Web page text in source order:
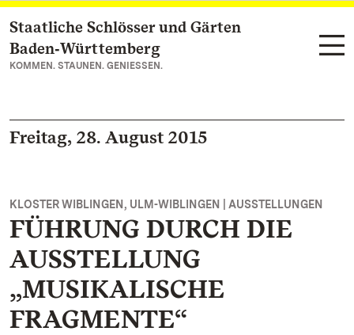
Zum Hauptinhalt springen
Staatliche Schlösser und Gärten
Baden‑Württemberg
KOMMEN. STAUNEN. GENIESSEN.
Freitag, 28. August 2015
KLOSTER WIBLINGEN, ULM-WIBLINGEN | AUSSTELLUNGEN
FÜHRUNG DURCH DIE
AUSSTELLUNG
„MUSIKALISCHE
FRAGMENTE“